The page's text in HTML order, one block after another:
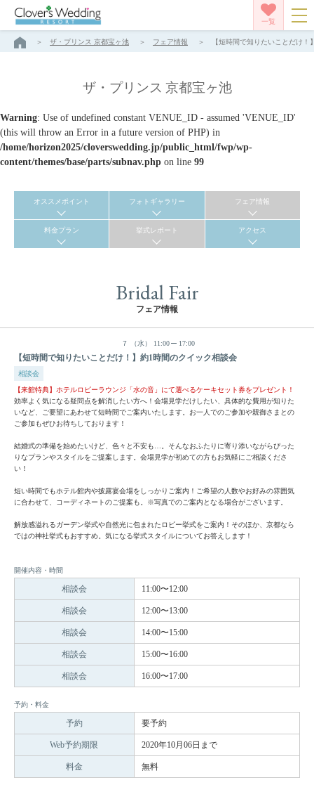
一覧
ザ・プリンス 京都宝ヶ池 フェア情報 【短時間で知りたいことだけ
ザ・プリンス 京都宝ヶ池
Warning: Use of undefined constant VENUE_ID - assumed 'VENUE_ID'
(this will throw an Error in a future version of PHP) in
/home/horizon2025/cloverswedding.jp/public_html/fwp/wp-
content/themes/base/parts/subnav.php on line 99
オススメポイント フォトギャラリー フェア情報
料金プラン 挙式レポート アクセス
Bridal Fair
フェア情報
７ （水） 11:00 17:00
【短時間で知りたいことだけ！】約1時間のクイック相談会
相談会
【来館特典】ホテルロビーラウンジ「水の音」にて選べるケーキセット券をプレゼント！
効率よく気になる疑問点を解消したい方へ！会場見学だけしたい、具体的な費用が知りた
いなど、ご要望にあわせて短時間でご案内いたします。お一人でのご参加や親御さまとの
ご参加もぜひお待ちしております！
結婚式の準備を始めたいけど、色々と不安も…。そんなおふたりに寄り添いながらぴった
りなプランやスタイルをご提案します。会場見学が初めての方もお気軽にご相談くださ
い！
短い時間でもホテル館内や披露宴会場をしっかりご案内！ご希望の人数やお好みの雰囲気
に合わせて、コーディネートのご提案も。※写真でのご案内となる場合がございます。
解放感溢れるガーデン挙式や自然光に包まれたロビー挙式をご案内！そのほか、京都なら
ではの神社挙式もおすすめ。気になる挙式スタイルについてお答えします！
開催内容・時間
相談会 11:00〜12:00
相談会 12:00〜13:00
相談会 14:00〜15:00
相談会 15:00〜16:00
相談会 16:00〜17:00
予約・料金
予約 要予約
Web予約期限 2020年10月06日まで
料金 無料